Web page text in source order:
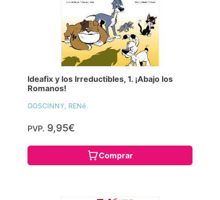
Ideafix y los Irreductibles, 1. ¡Abajo los
Romanos!
GOSCINNY, RENé
PVP. 9,95€
Comprar